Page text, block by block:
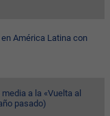
América Latina con
a la «Vuelta al
pasado)